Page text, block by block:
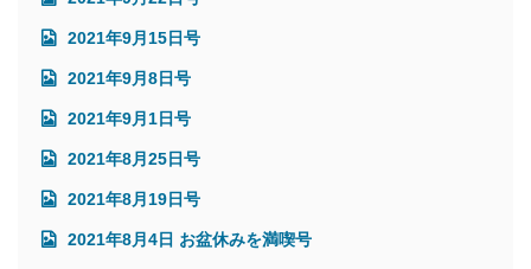
2021年9月15日号
2021年9月8日号
2021年9月1日号
2021年8月25日号
2021年8月19日号
2021年8月4日 お盆休みを満喫号